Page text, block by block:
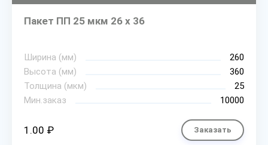
Пакет ПП 25 мкм 26 х 36
Ширина (мм)
260
Высота (мм)
360
Толщина (мкм)
25
Мин.заказ
10000
1.00 ₽ Заказать